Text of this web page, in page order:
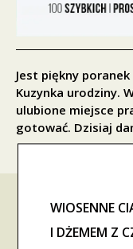
Jest piękny
Kuzynka urodziny.
ulubione miejsce
gotować. Dzisiaj
WIOSENNE
I DŻEMEM Z